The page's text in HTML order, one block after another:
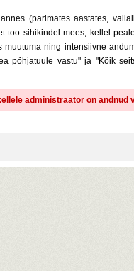
(parimates aastates,
too sihikindel mees, kellel
ning intensiivne
põhjatuule vastu" ja "Kõik
administraator on andnud